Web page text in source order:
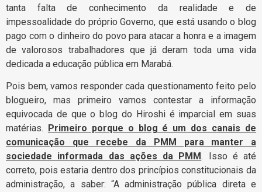
tanta falta de conhecimento da realidade e de
impessoalidade do próprio Governo, que está usando o blog
pago com o dinheiro do povo para atacar a honra e a imagem
de valorosos trabalhadores que já deram toda uma vida
dedicada a educação pública em Marabá.
Pois bem, vamos responder cada questionamento feito pelo
blogueiro, mas primeiro vamos contestar a informação
equivocada de que o blog do Hiroshi é imparcial em suas
matérias.
Primeiro porque o blog é um dos canais de
comunicação que recebe da PMM para manter a
sociedade informada das ações da PMM. Isso é até
correto, pois estaria dentro dos princípios constitucionais da
administração, a saber: “A administração pública direta e